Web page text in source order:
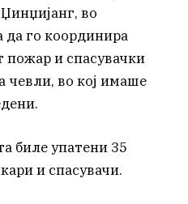
во
да го координира
пожар и спасувачки
чевли, во кој имаше
биле упатени 35
и спасувачи.